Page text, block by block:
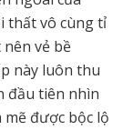
thất vô cùng tỉ
vẻ bề
này luôn thu
đầu tiên nhìn
được bộc lộ